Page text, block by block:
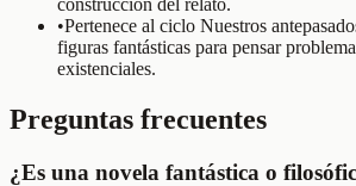
•Pertenece al ciclo Nuestros
figuras fantásticas para pensar
existenciales.
Preguntas frecuentes
¿Es una novela fantástica o